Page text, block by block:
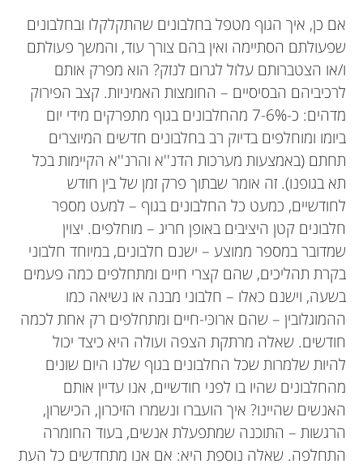
אם כן, איך הגוף מטפל בחלבונים שהתקלקלו ובחלבונים
שפעולתם הסתיימה ואין בהם צורך עוד, והמשך פעולתם
ו/או הצטברותם עלול לגרום לנזק? הוא מפרק אותם
לרכיביהם הבסיסיים – החומצות האמיניות. קצב הפירוק
מדהים: כ-7-6% מהחלבונים בגוף מתפרקים מידי יום
ביומו ומוחלפים בדיוק רב בחלבונים חדשים המיוצרים
תחתם (באמצעות מערכות הדנ''א והרנ''א הקיימות בכל
תא בגופנו). זה אומר שבתוך פרק זמן של בין חודש
לחודשיים, כמעט כל החלבונים בגוף – למעט מספר
חלבונים קטן היציבים באופן חריג – מוחלפים. יצוין
שמדובר במספר ממוצע – ישנם חלבונים, במיוחד חלבוני
בקרת תהליכים, שהם קצרי חיים ומתחלפים כמה פעמים
בשעה, וישנם כאלו – חלבוני מבנה או נשיאה כמו
ההמוגלובין – שהם ארוכּי-חיים ומתחלפים רק אחת לכמה
חודשים. שאלה מרתקת הצפה ועולה היא כיצד יכול
להיות שלמרות שכל החלבונים בגוף שלנו היום שונים
מהחלבונים שהיו בו לפני חודשיים, אנו עדיין אותם
האנשים שהיינו? איך הועברו ונשמרו הזיכרון, הכישרון,
הרגשות – התוכנה שמתפעלת אנשים, בעוד החומרה
התחלפה. שאלה נוספת היא: אם אנו מתחדשים כל העת